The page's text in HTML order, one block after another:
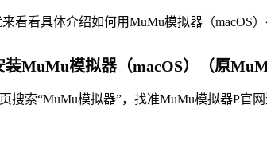
看看具体介绍如何用MuMu模拟器（macOS
装MuMu模拟器（macOS）（原
搜索“MuMu模拟器”，找准MuMu模拟器P官